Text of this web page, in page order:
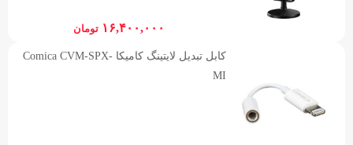
۱۶,۴۰۰,۰۰۰ تومان
کابل تبدیل لایتینگ کامیکا Comica CVM-SPX-
MI